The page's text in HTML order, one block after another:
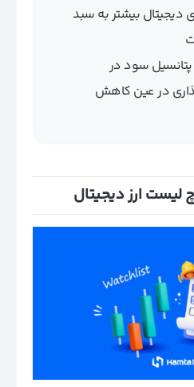
دیجیتال بیشتر به سبد
پتانسیل سود در
در عین کاهش
ارز دیجیتال